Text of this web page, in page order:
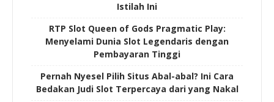
Istilah Ini
RTP Slot Queen of Gods Pragmatic Play:
Menyelami Dunia Slot Legendaris dengan
Pembayaran Tinggi
Pernah Nyesel Pilih Situs Abal-abal? Ini Cara
Bedakan Judi Slot Terpercaya dari yang Nakal